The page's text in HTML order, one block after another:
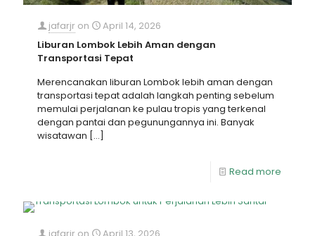
jafarjr on
April 14, 2026
Liburan Lombok Lebih Aman dengan
Transportasi Tepat
Merencanakan liburan Lombok lebih aman dengan
transportasi tepat adalah langkah penting sebelum
memulai perjalanan ke pulau tropis yang terkenal
dengan pantai dan pegunungannya ini. Banyak
wisatawan […]
Read more